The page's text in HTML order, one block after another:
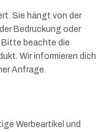
Sie hängt von der
Bedruckung oder
beachte die
Wir informieren dich
Anfrage.
Werbeartikel und